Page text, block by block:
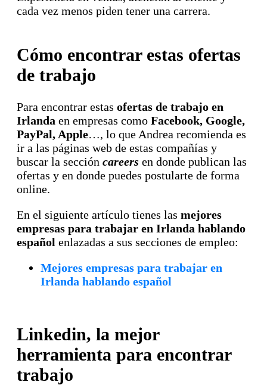
cada vez menos piden tener una carrera.
Cómo encontrar estas ofertas
de trabajo
Para encontrar estas ofertas de trabajo en
Irlanda en empresas como Facebook, Google,
PayPal, Apple…, lo que Andrea recomienda es
ir a las páginas web de estas compañías y
buscar la sección careers en donde publican las
ofertas y en donde puedes postularte de forma
online.
En el siguiente artículo tienes las mejores
empresas para trabajar en Irlanda hablando
español enlazadas a sus secciones de empleo:
Mejores empresas para trabajar en
Irlanda hablando español
Linkedin, la mejor
herramienta para encontrar
trabajo